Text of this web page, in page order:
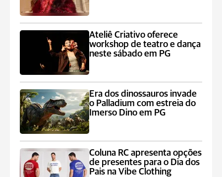
Ateliê Criativo oferece
workshop de teatro e dança
neste sábado em PG
Era dos dinossauros invade
o Palladium com estreia do
Imerso Dino em PG
Coluna RC apresenta opções
de presentes para o Dia dos
Pais na Vibe Clothing